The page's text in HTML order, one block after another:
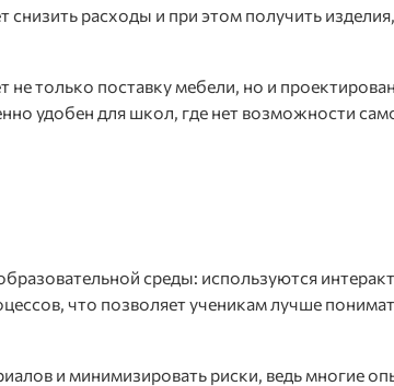
снизить расходы и при этом получить
только поставку мебели, но и
удобен для школ, где нет возможности
среды: используются
что позволяет ученикам лучше
и минимизировать риски, ведь многие